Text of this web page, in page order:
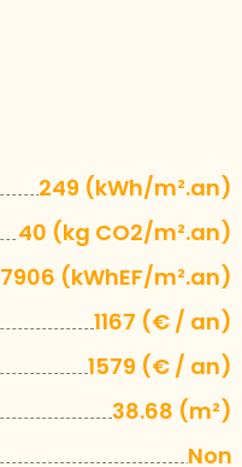
249 (kWh/m².an)
40 (kg CO2/m².an)
7906 (kWhEF/m².an)
1167 (€ / an)
1579 (€ / an)
38.68 (m²)
Non